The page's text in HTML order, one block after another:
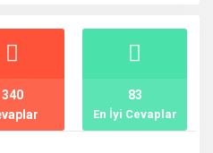
340
En İyi Cevaplar
83